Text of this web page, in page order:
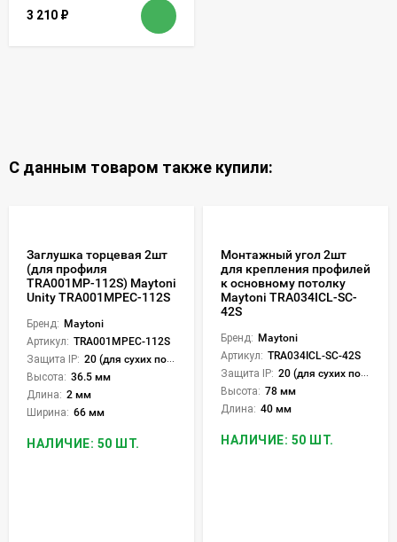
3 210 ₽
С данным товаром также купили:
Заглушка торцевая 2шт
(для профиля
TRA001MP-112S) Maytoni
Unity TRA001MPEC-112S
Бренд: Maytoni
Артикул: TRA001MPEC-112S
Защита IP: 20 (для сухих пом.)
Высота: 36.5 мм
Длина: 2 мм
Ширина: 66 мм
НАЛИЧИЕ: 50 ШТ.
Монтажный угол 2шт
для крепления профилей
к основному потолку
Maytoni TRA034ICL-SC-
42S
Бренд: Maytoni
Артикул: TRA034ICL-SC-42S
Защита IP: 20 (для сухих пом.)
Высота: 78 мм
Длина: 40 мм
НАЛИЧИЕ: 50 ШТ.